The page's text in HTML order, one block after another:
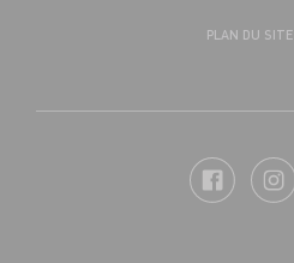
PLAN DU SITE